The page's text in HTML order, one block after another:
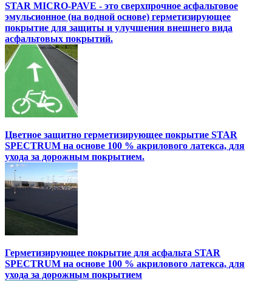
STAR MICRO-PAVE - это сверхпрочное асфальтовое
эмульсионное (на водной основе) герметизирующее
покрытие для защиты и улучшения внешнего вида
асфальтовых покрытий.
Цветное защитно герметизирующее покрытие STAR
SPECTRUM на основе 100 % акрилового латекса, для
ухода за дорожным покрытием.
Герметизирующее покрытие для асфальта STAR
SPECTRUM на основе 100 % акрилового латекса, для
ухода за дорожным покрытием